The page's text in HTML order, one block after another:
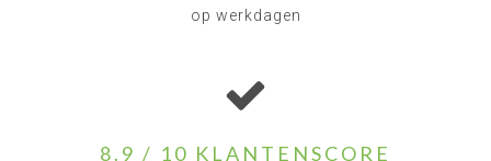
op werkdagen
8.9 / 10 KLANTENSCORE